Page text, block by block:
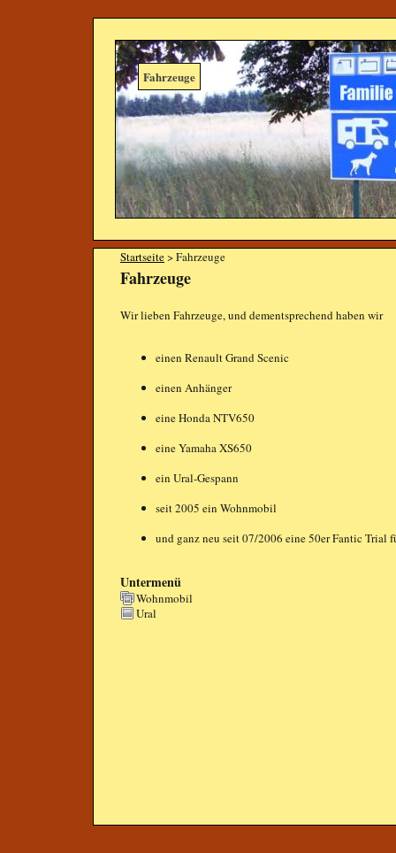
Fahrzeuge
Startseite> Fahrzeuge
Fahrzeuge
Wir lieben Fahrzeuge, und dementsprechend haben wir
einen Renault Grand Scenic
einen Anhänger
eine Honda NTV650
eine Yamaha XS650
ein Ural-Gespann
seit 2005 ein Wohnmobil
und ganz neu seit 07/2006 eine 50er Fantic Trial
Untermenü
Wohnmobil
Ural